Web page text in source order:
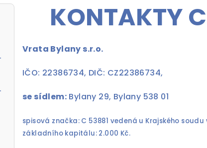
antracit
ProLift 700
KONTAKTY
Vrata Bylany s.r.o.
IČO: 22386734, DIČ: CZ22386734,
se sídlem: Bylany 29, Bylany 538 01
spisová značka: C 53881 vedená u Krajského
základního kapitálu: 2.000 Kč.